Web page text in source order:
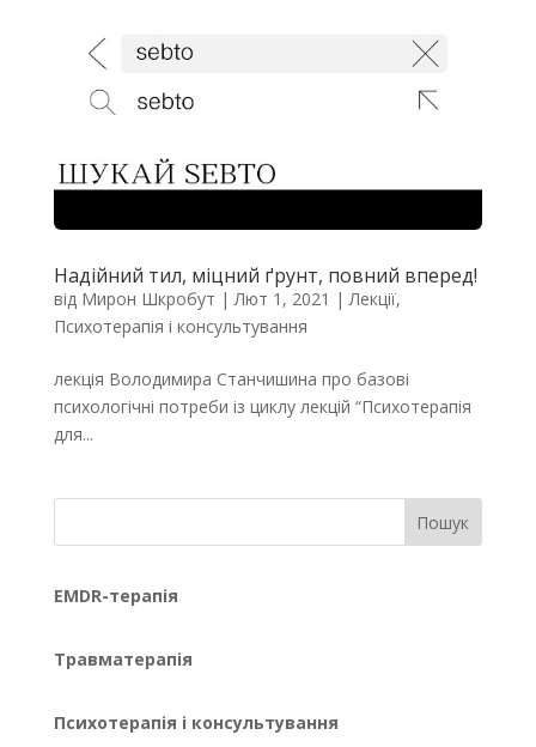
Надійний тил, міцний ґрунт, повний вперед!
від Мирон Шкробут |Лют 1, 2021 |Лекції,
Психотерапія і консультування
лекція Володимира Станчишина про базові
психологічні потреби із циклу лекцій “Психотерапія
для...
Пошук
EMDR-терапія
Травматерапія
Психотерапія і консультування